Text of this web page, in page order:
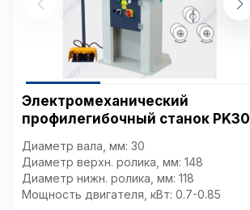
Электромеханический
профилегибочный станок PK30
Диаметр вала, мм: 30
Диаметр верхн. ролика, мм: 148
Диаметр нижн. ролика, мм: 118
Мощность двигателя, кВт: 0.7-0.85